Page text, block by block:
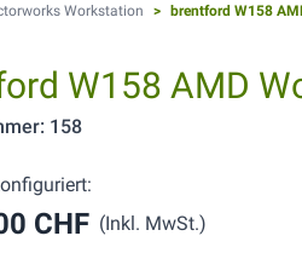
Workstation > brentford W158
W158 AMD
158
CHF (Inkl. MwSt.)